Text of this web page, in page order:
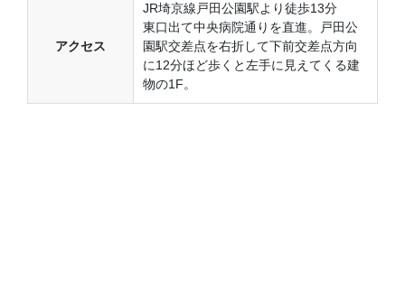
アクセス
JR埼京線戸田公園駅より徒歩13分
東口出て中央病院通りを直進。戸田公
園駅交差点を右折して下前交差点方向
に12分ほど歩くと左手に見えてくる建
物の1F。